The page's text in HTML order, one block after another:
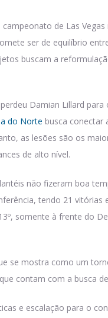
de Las Vegas
ser de equilíbrio
buscam a
Damian Lillard
do Norte busca conectar
as lesões são os
de alto nível.
não fizeram boa
tendo 21
somente à frente do
se mostra como um
contam com a busca
e escalação para o